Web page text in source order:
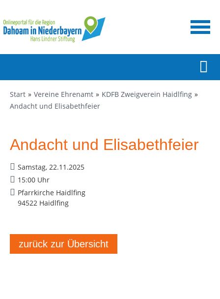
Start Vereine Ehrenamt
KDFB Zweigverein Haidlfing
Andacht und Elisabethfeier
Andacht und Elisabethfeier
Samstag, 22.11.2025
15:00 Uhr
Pfarrkirche Haidlfing
94522 Haidlfing
zurück zur Übersicht